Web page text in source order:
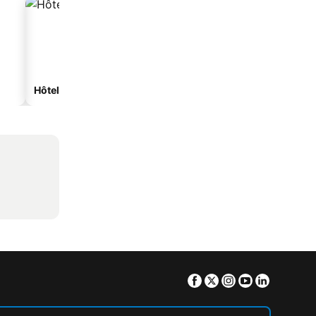
Hôtels de plage
Facebook
TwitterInstagram
Youtube